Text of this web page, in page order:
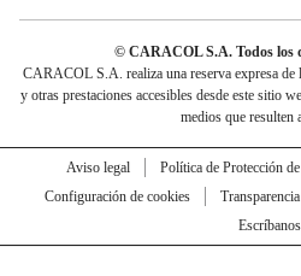
© CARACOL S.A. Todos los
CARACOL S.A. realiza una reserva expresa de
y otras prestaciones accesibles desde este sitio
medios que resulten
Aviso legal Política de Protección
Configuración de cookies
Transparencia
Escríbanos